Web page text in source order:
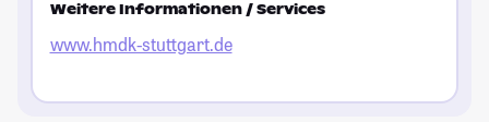
Weitere Informationen / Services
www.hmdk-stuttgart.de